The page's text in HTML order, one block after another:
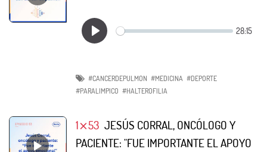
#CANCERDEPULMON #MEDICINA #DEPORTE
#PARALIMPICO #HALTEROFILIA
1⨯53 JESÚS CORRAL, ONCÓLOGO Y
PACIENTE: "FUE IMPORTANTE EL APOYO